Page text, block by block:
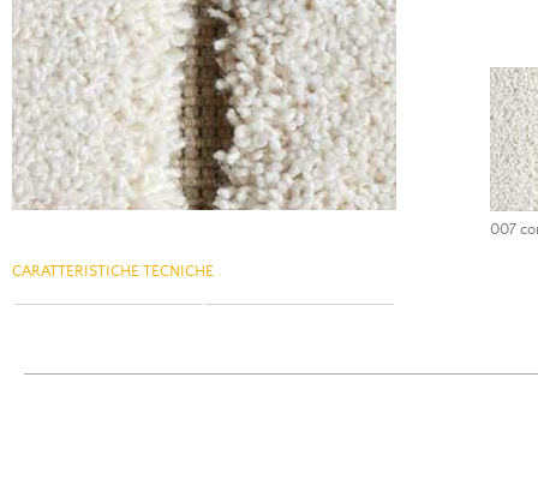
007
CARATTERISTICHE TECNICHE